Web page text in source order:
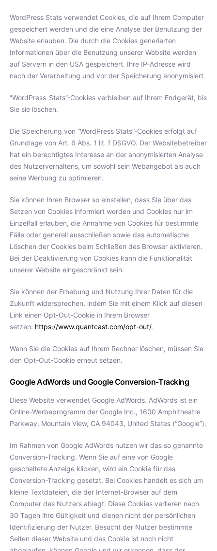
WordPress Stats verwendet Cookies, die auf Ihrem Computer
gespeichert werden und die eine Analyse der Benutzung der
Website erlauben. Die durch die Cookies generierten
Informationen über die Benutzung unserer Website werden
auf Servern in den USA gespeichert. Ihre IP-Adresse wird
nach der Verarbeitung und vor der Speicherung anonymisiert.
“WordPress-Stats”-Cookies verbleiben auf Ihrem Endgerät, bis
Sie sie löschen.
Die Speicherung von “WordPress Stats”-Cookies erfolgt auf
Grundlage von Art. 6 Abs. 1 lit. f DSGVO. Der Websitebetreiber
hat ein berechtigtes Interesse an der anonymisierten Analyse
des Nutzerverhaltens, um sowohl sein Webangebot als auch
seine Werbung zu optimieren.
Sie können Ihren Browser so einstellen, dass Sie über das
Setzen von Cookies informiert werden und Cookies nur im
Einzelfall erlauben, die Annahme von Cookies für bestimmte
Fälle oder generell ausschließen sowie das automatische
Löschen der Cookies beim Schließen des Browser aktivieren.
Bei der Deaktivierung von Cookies kann die Funktionalität
unserer Website eingeschränkt sein.
Sie können der Erhebung und Nutzung Ihrer Daten für die
Zukunft widersprechen, indem Sie mit einem Klick auf diesen
Link einen Opt-Out-Cookie in Ihrem Browser
setzen: https://www.quantcast.com/opt-out/.
Wenn Sie die Cookies auf Ihrem Rechner löschen, müssen Sie
den Opt-Out-Cookie erneut setzen.
Google AdWords und Google Conversion-Tracking
Diese Website verwendet Google AdWords. AdWords ist ein
Online-Werbeprogramm der Google Inc., 1600 Amphitheatre
Parkway, Mountain View, CA 94043, United States (“Google”).
Im Rahmen von Google AdWords nutzen wir das so genannte
Conversion-Tracking. Wenn Sie auf eine von Google
geschaltete Anzeige klicken, wird ein Cookie für das
Conversion-Tracking gesetzt. Bei Cookies handelt es sich um
kleine Textdateien, die der Internet-Browser auf dem
Computer des Nutzers ablegt. Diese Cookies verlieren nach
30 Tagen ihre Gültigkeit und dienen nicht der persönlichen
Identifizierung der Nutzer. Besucht der Nutzer bestimmte
Seiten dieser Website und das Cookie ist noch nicht